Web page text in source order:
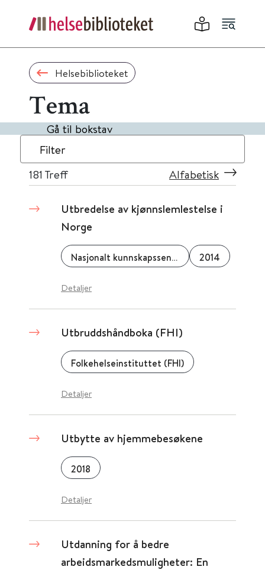
Helsebiblioteket
Tema
Gå til bokstav
Filter
181 Treff Alfabetisk
Utbredelse av kjønnslemlestelse i
Norge
Nasjonalt kunnskapssenter om vold og traumatisk stress 2014
Detaljer
Utbruddshåndboka (FHI)
Folkehelseinstituttet (FHI)
Detaljer
Utbytte av hjemmebesøkene
2018
Detaljer
Utdanning for å bedre
arbeidsmarkedsmuligheter: En